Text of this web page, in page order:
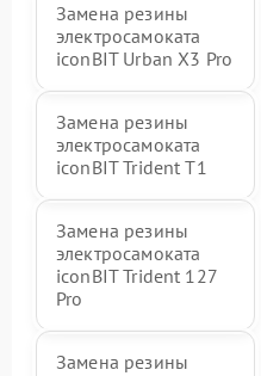
Замена резины
электросамоката
iconBIT Urban X3 Pro
Замена резины
электросамоката
iconBIT Trident T1
Замена резины
электросамоката
iconBIT Trident 127
Pro
Замена резины